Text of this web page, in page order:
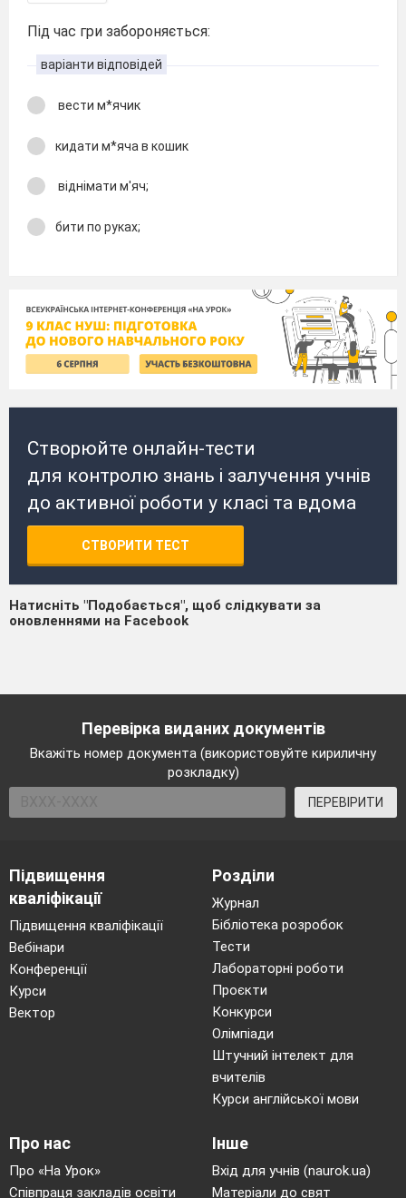
Під час гри забороняється:
варіанти відповідей
вести м*ячик
кидати м*яча в кошик
віднімати м'яч;
бити по руках;
Створюйте онлайн-тести
для контролю знань і залучення учнів
до активної роботи у класі та вдома
СТВОРИТИ ТЕСТ
Натисніть "Подобається", щоб слідкувати за
оновленнями на Facebook
Перевірка виданих документів
Вкажіть номер документа (використовуйте кириличну
розкладку)
ПЕРЕВІРИТИ
Підвищення
кваліфікації
Підвищення кваліфікації
Вебінари
Конференції
Курси
Вектор
Розділи
Журнал
Бібліотека розробок
Тести
Лабораторні роботи
Проєкти
Конкурси
Олімпіади
Штучний інтелект для
вчителів
Курси англійської мови
Про нас
Про «На Урок»
Співпраця закладів освіти
Інше
Вхід для учнів (naurok.ua)
Матеріали до свят